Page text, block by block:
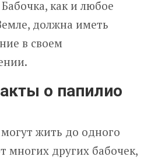
как и любое
должна иметь
в своем
о папилио
жить до одного
многих других бабочек,